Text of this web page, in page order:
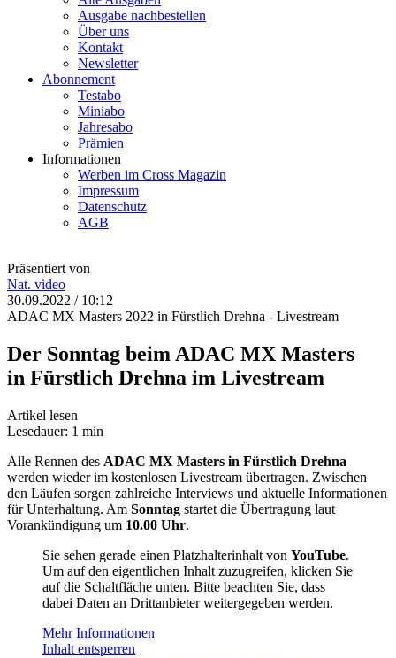
Ausgabe nachbestellen
Über uns
Kontakt
Newsletter
Abonnement
Testabo
Miniabo
Jahresabo
Prämien
Informationen
Werben im Cross Magazin
Impressum
Datenschutz
AGB
Präsentiert von
Nat. video
30.09.2022 / 10:12
ADAC MX Masters 2022 in Fürstlich Drehna - Livestream
Der Sonntag beim ADAC MX Masters
in Fürstlich Drehna im Livestream
Artikel lesen
Lesedauer: 1 min
Alle Rennen des ADAC MX Masters in Fürstlich Drehna
werden wieder im kostenlosen Livestream übertragen. Zwischen
den Läufen sorgen zahlreiche Interviews und aktuelle Informationen
für Unterhaltung. Am Sonntag startet die Übertragung laut
Vorankündigung um 10.00 Uhr.
Sie sehen gerade einen Platzhalterinhalt von YouTube.
Um auf den eigentlichen Inhalt zuzugreifen, klicken Sie
auf die Schaltfläche unten. Bitte beachten Sie, dass
dabei Daten an Drittanbieter weitergegeben werden.
Mehr Informationen
Inhalt entsperren